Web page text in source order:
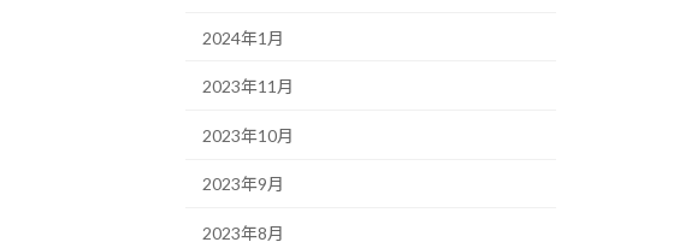
2024年1月
2023年11月
2023年10月
2023年9月
2023年8月